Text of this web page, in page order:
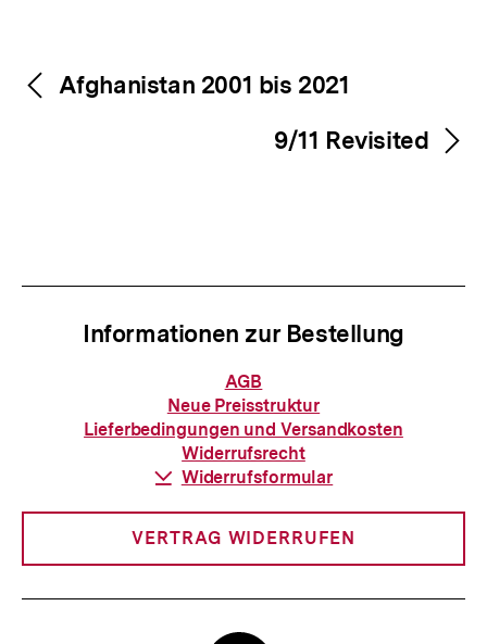
Inhaltsnavigation
Inhaltsnavigation
Afghanistan 2001 bis 2021
9/11 Revisited
Informationen zur Bestellung
Informationen
zur
Bestellung
AGB
Neue Preisstruktur
Lieferbedingungen und Versandkosten
Widerrufsrecht
Download-
Widerrufsformular
VERTRAG WIDERRUFEN